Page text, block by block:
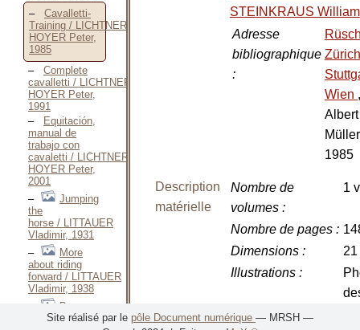
Cavalletti-
Training / LICHTNER-
HOYER Peter,
1985
Complete
cavalletti / LICHTNER-
HOYER Peter,
1991
Equitación,
manual de
trabajo con
cavaletti / LICHTNER-
HOYER Peter,
2001
Jumping
the
horse / LITTAUER
Vladimir, 1931
More
about riding
forward / LITTAUER
Vladimir, 1938
Be a
better
STEINKRAUS William
Adresse
bibliographique
:
Wien ,
Albert
1985
Description
matérielle
Nombre de
volumes:
1
Nombre de pages:
Dimensions:
21
Illustrations:
Site réalisé par le pôle Document numérique — MRSH —